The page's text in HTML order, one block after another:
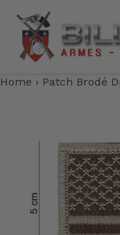
contenu
Home › Patch Brodé